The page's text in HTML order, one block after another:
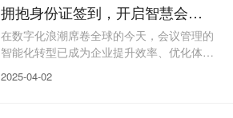
资料发放等全流程操作。这一技术不仅革新
了会议管理模式，更标志着智慧会务进入
“秒级响应”时代。一、身份证签到——数字
OCR识别技术与大数
拥抱身份证签到，开启智慧会议新时代
在数字化浪潮席卷全球的今天，会议管理的
智能化转型已成为企业提升效率、优化体验
效、便捷且安全的签到方式，正逐渐成为行
2025-04-02